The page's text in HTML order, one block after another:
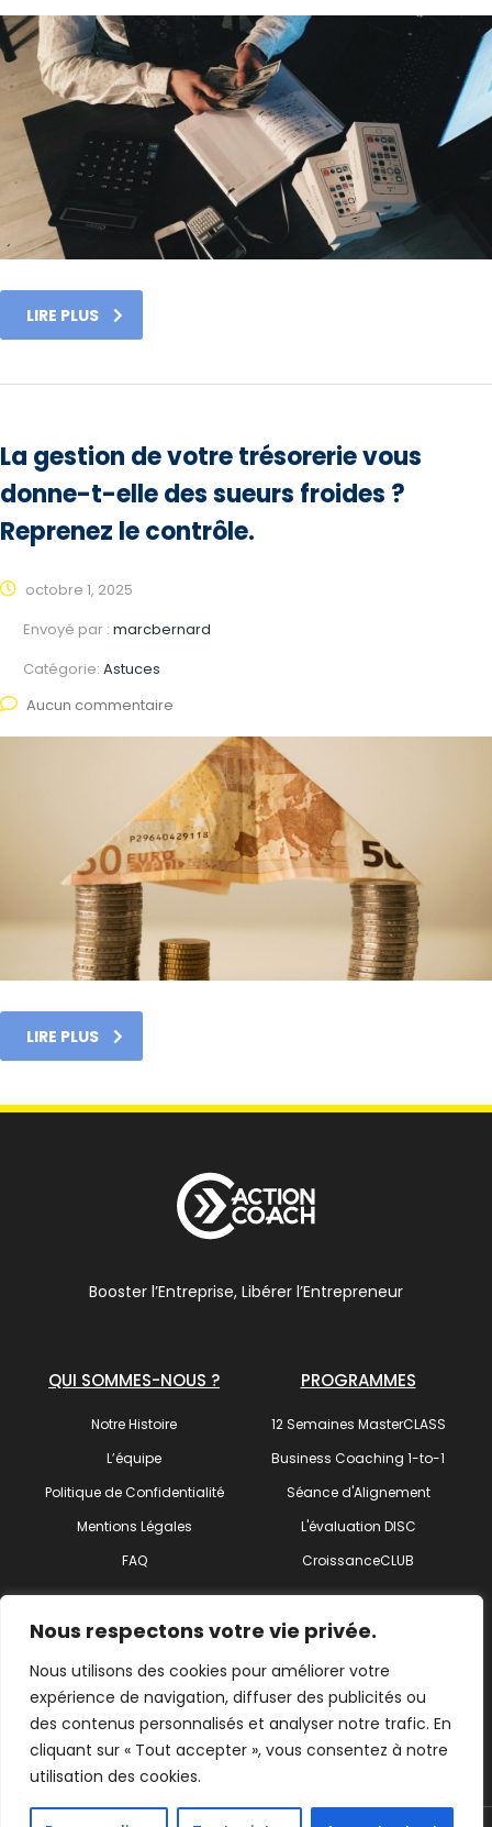
Nous respectons votre vie privée.
Nous utilisons des cookies pour améliorer votre
expérience de navigation, diffuser des publicités ou
des contenus personnalisés et analyser notre trafic. En
cliquant sur « Tout accepter », vous consentez à notre
utilisation des cookies.
LIRE PLUS
La gestion de votre trésorerie vous
donne-t-elle des sueurs froides ?
Reprenez le contrôle.
octobre 1, 2025
Envoyé par : marcbernard
Catégorie: Astuces
Aucun commentaire
LIRE PLUS
Booster l’Entreprise, Libérer l’Entrepreneur
QUI SOMMES-NOUS ?
Notre Histoire
L’équipe
Politique de Confidentialité
Mentions Légales
FAQ
PROGRAMMES
12 Semaines MasterCLASS
Business Coaching 1-to-1
Séance d'Alignement
L'évaluation DISC
CroissanceCLUB
Trouvez votre coach